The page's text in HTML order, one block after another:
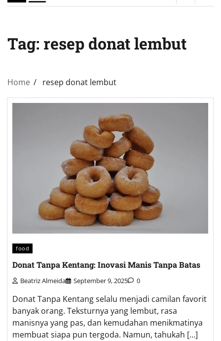
Tag: resep donat lembut
Home resep donat lembut
food
Donat Tanpa Kentang: Inovasi Manis Tanpa Batas
Beatriz Almeida September 9, 2025 0
Donat Tanpa Kentang selalu menjadi camilan favorit
banyak orang. Teksturnya yang lembut, rasa
manisnya yang pas, dan kemudahan menikmatinya
membuat siapa pun tergoda. Namun, tahukah […]